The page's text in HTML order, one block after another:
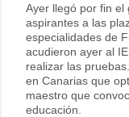
Ayer llegó por fin
aspirantes a las
especialidades de
acudieron ayer al
realizar las
en Canarias que
maestro que
educación.